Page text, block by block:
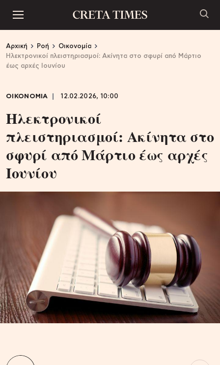
Αρχική Ροή
Οικονομία
Ηλεκτρονικοί πλειστηριασμοί: Ακίνητα στο σφυρί από Μάρτιο
έως αρχές Ιουνίου
ΟΙΚΟΝΟΜΙΑ 12.02.2026, 10:00
Ηλεκτρονικοί
πλειστηριασμοί: Ακίνητα στο
σφυρί από Μάρτιο έως αρχές
Ιουνίου